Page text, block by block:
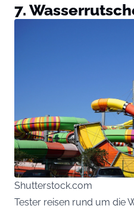
7.
Shutterstock.com
Tester reisen rund um die